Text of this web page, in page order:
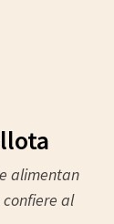
alimentan
al